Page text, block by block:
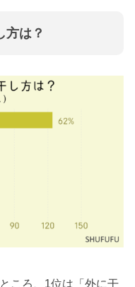
方は？
ころ、1位は「外に干